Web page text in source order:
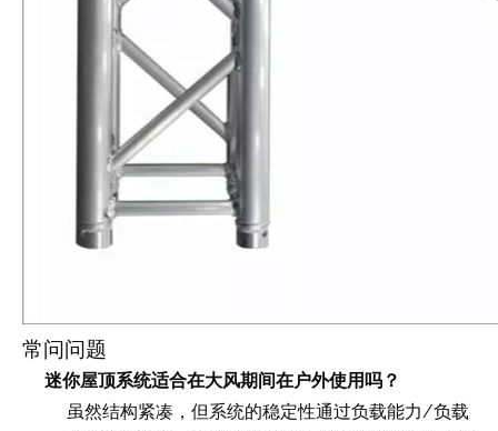
常问问题
迷你屋顶系统适合在大风期间在户外使用吗？
虽然结构紧凑，但系统的稳定性通过负载能力/负载